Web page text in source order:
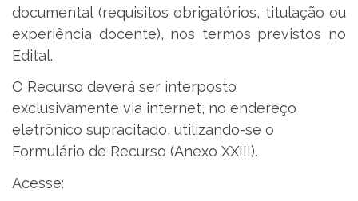
documental (requisitos obrigatórios, titulação ou
experiência docente), nos termos previstos no
Edital.
O Recurso deverá ser interposto
exclusivamente via internet, no endereço
eletrônico supracitado, utilizando-se o
Formulário de Recurso (Anexo XXIII).
Acesse: